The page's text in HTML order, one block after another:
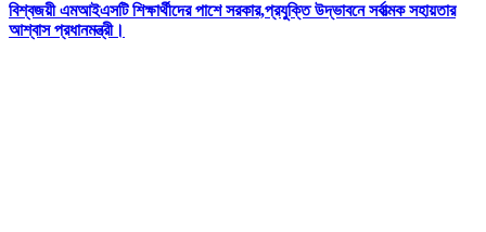
বিশ্বজয়ী এমআইএসটি শিক্ষার্থীদের পাশে সরকার,প্রযুক্তি উদ্ভাবনে সর্বাত্মক সহায়তার
আশ্বাস প্রধানমন্ত্রী।